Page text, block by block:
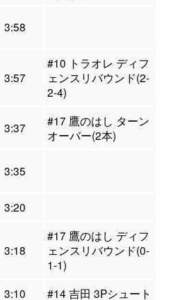
3:58
3:57
#10 トラオレ ディフ
ェンスリバウンド(2-
2-4)
3:37
#17 鷹のはし ターン
オーバー(2本)
3:35
3:20
3:18
#17 鷹のはし ディフ
ェンスリバウンド(0-
1-1)
3:10
#14 吉田 3Pシュート